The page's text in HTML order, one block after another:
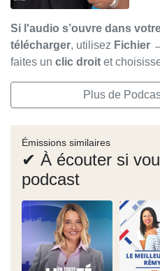
Si l'audio s’ouvre dans
télécharger, utilisez Fichier
faites un clic droit et
Plus de
Émissions similaires
✔ À écouter si
podcast